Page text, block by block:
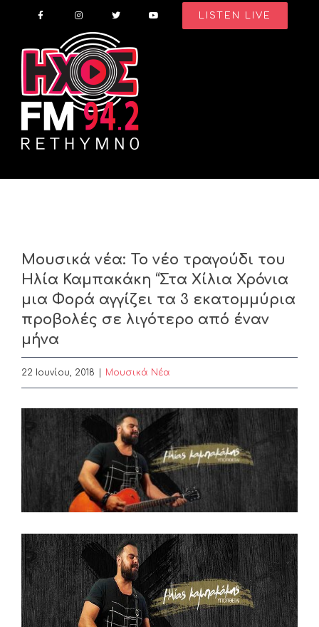
content
LISTEN LIVE
Μουσικά νέα: Το νέο τραγούδι του
Ηλία Καμπακάκη “Στα Χίλια Χρόνια
μια Φορά αγγίζει τα 3 εκατομμύρια
προβολές σε λιγότερο από έναν
μήνα
22 Ιουνίου, 2018 Μουσικά Νέα
View
Larger
Image